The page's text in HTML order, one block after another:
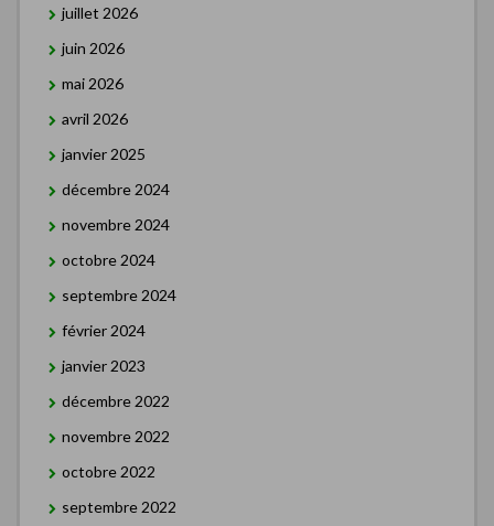
juillet 2026
juin 2026
mai 2026
avril 2026
janvier 2025
décembre 2024
novembre 2024
octobre 2024
septembre 2024
février 2024
janvier 2023
décembre 2022
novembre 2022
octobre 2022
septembre 2022